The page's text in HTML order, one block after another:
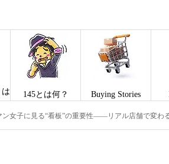
は 145とは何？ Buying Stories
ン女子に見る“看板”の重要性――リアル店舗で変わ